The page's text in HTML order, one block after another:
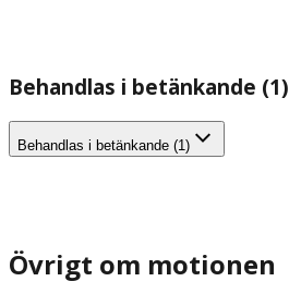
Behandlas i betänkande (1)
Behandlas i betänkande (1)
Övrigt om motionen